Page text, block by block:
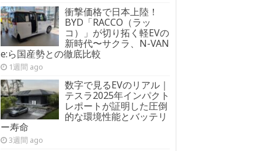
衝撃価格で日本上陸！
BYD「RACCO（ラッ
コ）」が切り拓く軽EVの
新時代〜サクラ、N-VAN
e:ら国産勢との徹底比較
1週間 ago
数字で見るEVのリアル｜
テスラ2025年インパクト
レポートが証明した圧倒
的な環境性能とバッテリ
ー寿命
3週間 ago